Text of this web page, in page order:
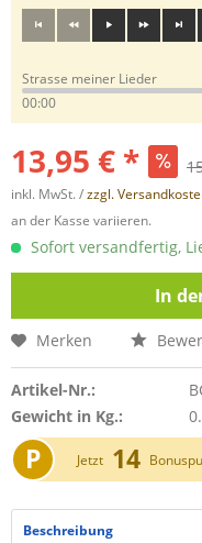
Strasse meiner Lieder
00:00
13,95 € *
inkl. MwSt. /zzgl.
an der Kasse variieren.
Sofort versandfertig,
In
Merken
Artikel-Nr.:
Gewicht in Kg.:
P Jetzt 14
Beschreibung